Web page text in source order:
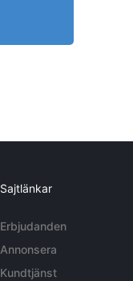
Sajtlänkar
Erbjudanden
Annonsera
Kundtjänst